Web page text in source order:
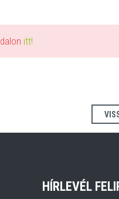
itt!
HÍRLEVÉL